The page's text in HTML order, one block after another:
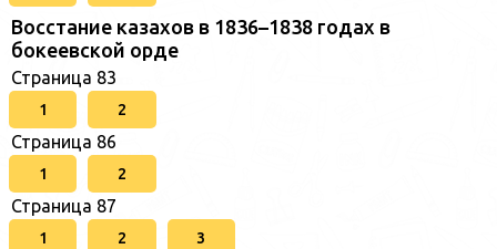
Восстание казахов в 1836–1838 годах в
бокеевской орде
Страница 83
1 2
Страница 86
1 2
Страница 87
1 2 3